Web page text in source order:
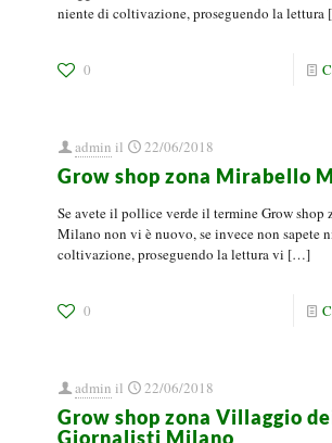
niente di coltivazione, proseguendo la lettura
0
admin il 22/06/2018
Grow shop zona Mirabello
Se avete il pollice verde il termine Grow shop
Milano non vi è nuovo, se invece non sapete
coltivazione, proseguendo la lettura vi […]
0
admin il 22/06/2018
Grow shop zona Villaggio
Giornalisti Milano